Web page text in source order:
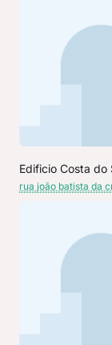
Edificio Costa do
rua joão batista da